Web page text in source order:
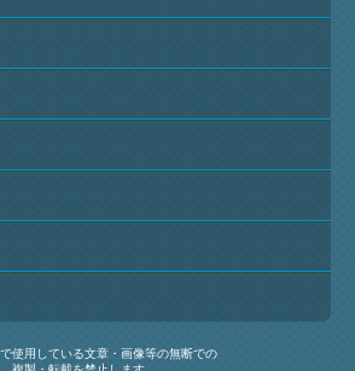
使用している文章・画像等の無断での